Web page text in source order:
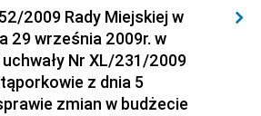
Narodowego Banku Polskiego
Komendy Głównej Policji
Ministra Pracy i Polityki
2009 Rady Miejskiej w
29 września 2009r. w
Nr XL/231/2009
z dnia 5
zmian w budżecie